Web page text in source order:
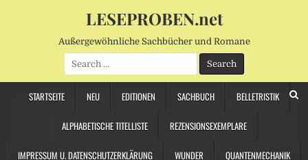
LESEPROBEN.net
Außergewöhnliche Sachbücher und Romane
Search
for:
STARTSEITE NEU EDITIONEN SACHBUCH BELLETRISTIK
ALPHABETISCHE TITELLISTE REZENSIONSEXEMPLARE
IMPRESSUM U. DATENSCHUTZERKLÄRUNG WUNDER QUANTENMECHANIK